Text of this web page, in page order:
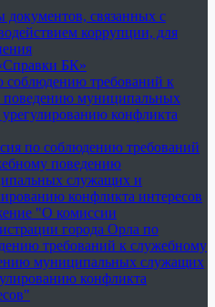
связанных с
коррупции, для
БК»
соблюдению требований к
поведению муниципальных
конфликта
по соблюдению требований
поведению
служащих и
конфликта интересов
"О комиссии
города Орла по
требований к служебному
муниципальных служащих
конфликта